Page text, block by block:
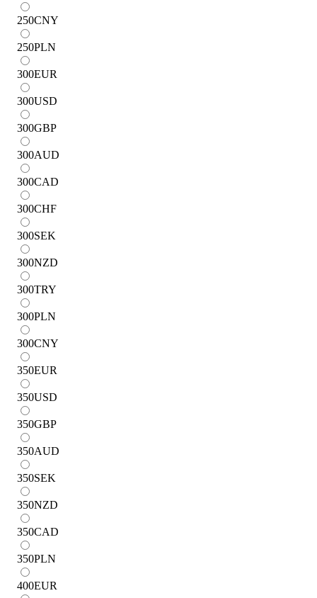
250CNY
250PLN
300EUR
300USD
300GBP
300AUD
300CAD
300CHF
300SEK
300NZD
300TRY
300PLN
300CNY
350EUR
350USD
350GBP
350AUD
350SEK
350NZD
350CAD
350PLN
400EUR